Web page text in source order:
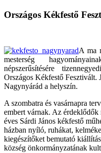
Országos Kékfestő
A ma
mesterség
népszerűsítésére
Országos Kékfestő Fesztivált.
Nagynyárád a helyszín.
A szombatra és vasárnapra
embert várnak. Az
éves Sárdi János kékfestő
házban nyíló, ruhákat,
kiegészítőket bemutató
község önkormányzatának